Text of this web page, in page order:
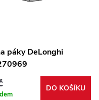
páky DeLonghi
DO KOŠÍKU